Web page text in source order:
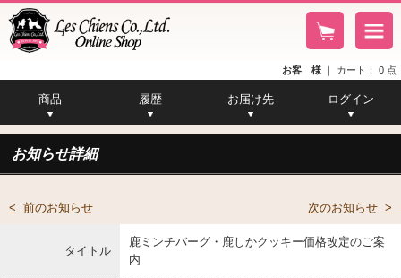
お客 様 ｜ カート： 0 点
商品 履歴 お届け先 ログイン
お知らせ詳細
< 前のお知らせ 次のお知らせ >
タイトル
鹿ミンチバーグ・鹿しかクッキー価格改定のご案
内